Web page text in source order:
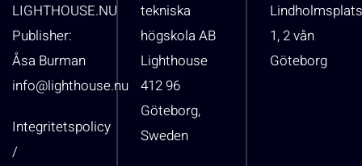
LIGHTHOUSE.NU
Publisher:
Åsa Burman
info@lighthouse.nu
Integritetspolicy
/
tekniska
högskola AB
Lighthouse
412 96
Göteborg,
Sweden
1, 2 vån
Göteborg